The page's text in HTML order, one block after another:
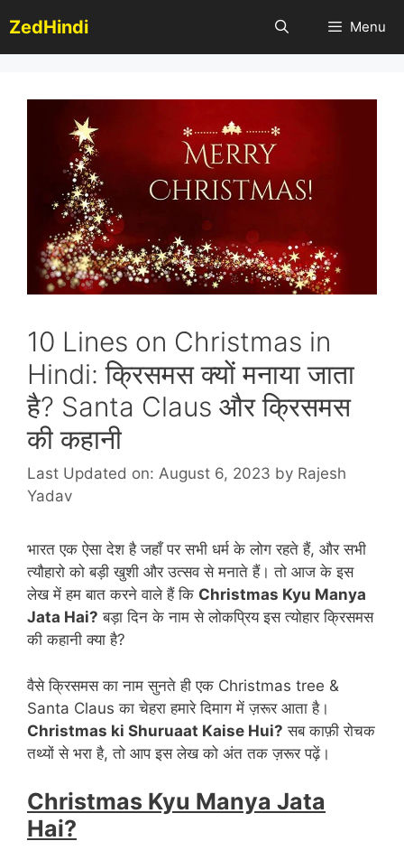
to
content
ZedHindi Menu
10 Lines on Christmas in
Hindi: क्रिसमस क्यों मनाया जाता
है? Santa Claus और क्रिसमस
की कहानी
Last Updated on: August 6, 2023 by Rajesh
Yadav
भारत एक ऐसा देश है जहाँ पर सभी धर्म के लोग रहते हैं, और सभी
त्यौहारो को बड़ी खुशी और उत्सव से मनाते हैं। तो आज के इस
लेख में हम बात करने वाले हैं कि Christmas Kyu Manya
Jata Hai? बड़ा दिन के नाम से लोकप्रिय इस त्योहार क्रिसमस
की कहानी क्या है?
वैसे क्रिसमस का नाम सुनते ही एक Christmas tree &
Santa Claus का चेहरा हमारे दिमाग में ज़रूर आता है।
Christmas ki Shuruaat Kaise Hui? सब काफ़ी रोचक
तथ्यों से भरा है, तो आप इस लेख को अंत तक ज़रूर पढ़ें।
Christmas Kyu Manya Jata
Hai?